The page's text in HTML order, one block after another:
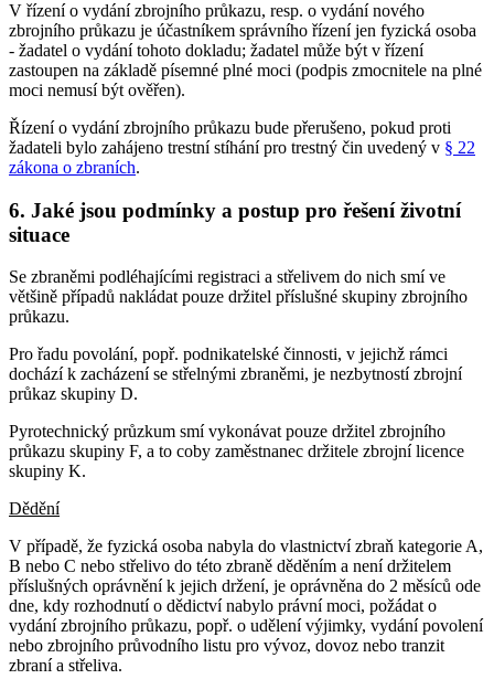
V řízení o vydání zbrojního průkazu, resp. o vydání nového
zbrojního průkazu je účastníkem správního řízení jen fyzická osoba
- žadatel o vydání tohoto dokladu; žadatel může být v řízení
zastoupen na základě písemné plné moci (podpis zmocnitele na plné
moci nemusí být ověřen).
Řízení o vydání zbrojního průkazu bude přerušeno, pokud proti
žadateli bylo zahájeno trestní stíhání pro trestný čin uvedený v § 22
zákona o zbraních.
6. Jaké jsou podmínky a postup pro řešení životní
situace
Se zbraněmi podléhajícími registraci a střelivem do nich smí ve
většině případů nakládat pouze držitel příslušné skupiny zbrojního
průkazu.
Pro řadu povolání, popř. podnikatelské činnosti, v jejichž rámci
dochází k zacházení se střelnými zbraněmi, je nezbytností zbrojní
průkaz skupiny D.
Pyrotechnický průzkum smí vykonávat pouze držitel zbrojního
průkazu skupiny F, a to coby zaměstnanec držitele zbrojní licence
skupiny K.
Dědění
V případě, že fyzická osoba nabyla do vlastnictví zbraň kategorie A,
B nebo C nebo střelivo do této zbraně děděním a není držitelem
příslušných oprávnění k jejich držení, je oprávněna do 2 měsíců ode
dne, kdy rozhodnutí o dědictví nabylo právní moci, požádat o
vydání zbrojního průkazu, popř. o udělení výjimky, vydání povolení
nebo zbrojního průvodního listu pro vývoz, dovoz nebo tranzit
zbraní a střeliva.